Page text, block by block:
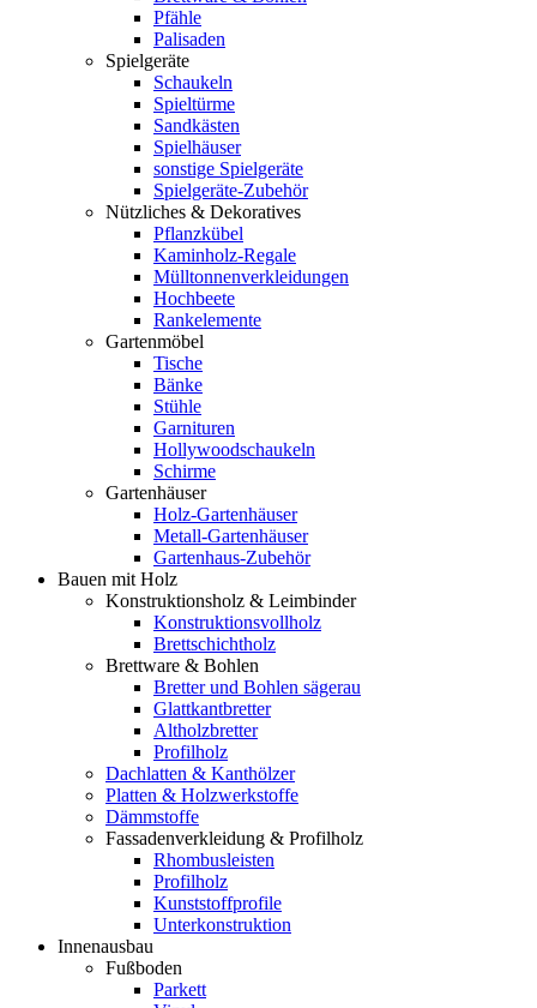
Pfähle
Palisaden
Spielgeräte
Schaukeln
Spieltürme
Sandkästen
Spielhäuser
sonstige Spielgeräte
Spielgeräte-Zubehör
Nützliches & Dekoratives
Pflanzkübel
Kaminholz-Regale
Mülltonnenverkleidungen
Hochbeete
Rankelemente
Gartenmöbel
Tische
Bänke
Stühle
Garnituren
Hollywoodschaukeln
Schirme
Gartenhäuser
Holz-Gartenhäuser
Metall-Gartenhäuser
Gartenhaus-Zubehör
Bauen mit Holz
Konstruktionsholz & Leimbinder
Konstruktionsvollholz
Brettschichtholz
Brettware & Bohlen
Bretter und Bohlen sägerau
Glattkantbretter
Altholzbretter
Profilholz
Dachlatten & Kanthölzer
Platten & Holzwerkstoffe
Dämmstoffe
Fassadenverkleidung & Profilholz
Rhombusleisten
Profilholz
Kunststoffprofile
Unterkonstruktion
Innenausbau
Fußboden
Parkett